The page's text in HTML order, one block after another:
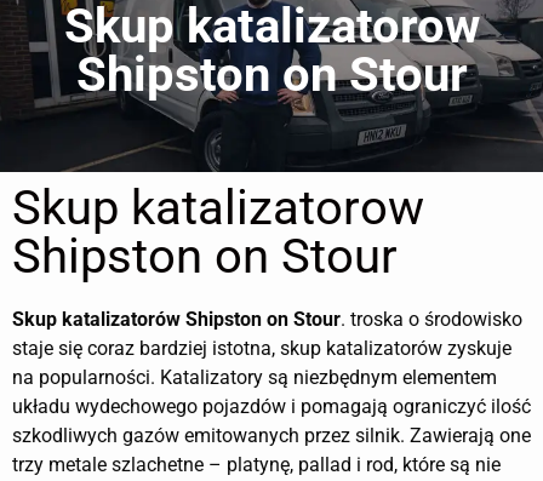
Skup katalizatorow
Shipston on Stour
Skup katalizatorow
Shipston on Stour
Skup katalizatorów Shipston on Stour. troska o środowisko
staje się coraz bardziej istotna, skup katalizatorów zyskuje
na popularności. Katalizatory są niezbędnym elementem
układu wydechowego pojazdów i pomagają ograniczyć ilość
szkodliwych gazów emitowanych przez silnik. Zawierają one
trzy metale szlachetne – platynę, pallad i rod, które są nie